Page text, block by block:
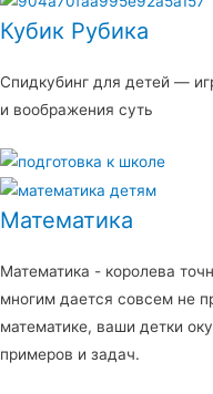
Кубик Рубика
Спидкубинг для детей —
и воображения суть
Математика
Математика - королева
многим дается совсем не
математике, ваши детки
примеров и задач.